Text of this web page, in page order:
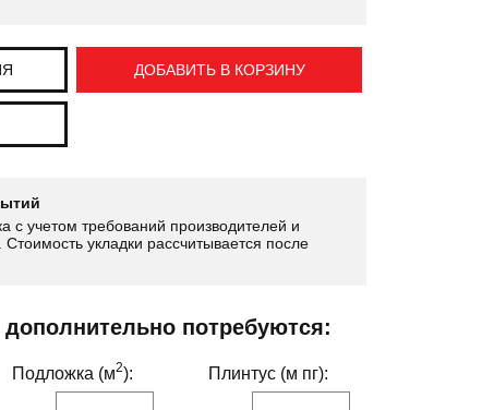
ДОБАВИТЬ В КОРЗИНУ
с учетом требований производителей и
укладки рассчитывается после
потребуются:
Подложка (м2): Плинтус (м пг):